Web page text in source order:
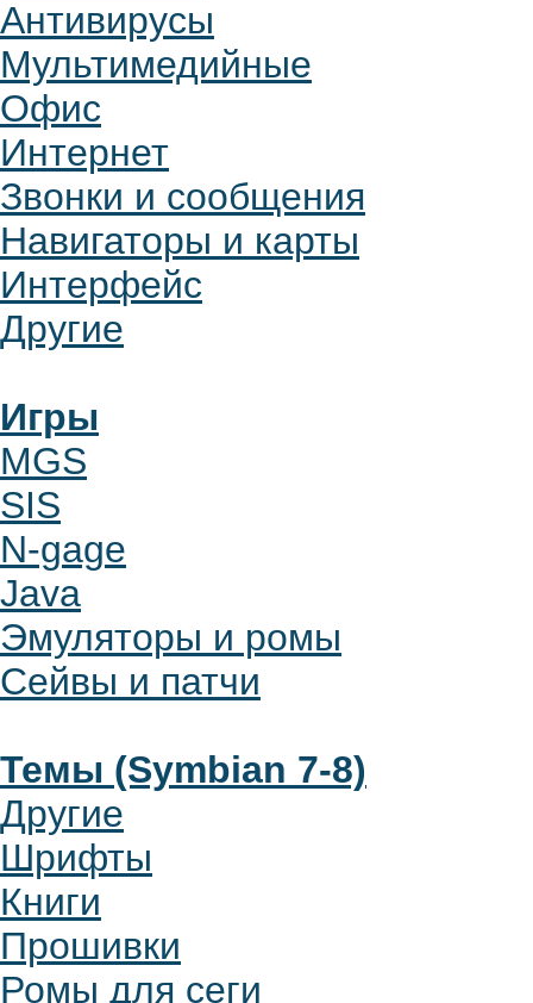
Антивирусы
Мультимедийные
Офис
Интернет
Звонки и сообщения
Навигаторы и карты
Интерфейс
Другие
Игры
MGS
SIS
N-gage
Java
Эмуляторы и ромы
Сейвы и патчи
Темы (Symbian 7-8)
Другие
Шрифты
Книги
Прошивки
Ромы для сеги